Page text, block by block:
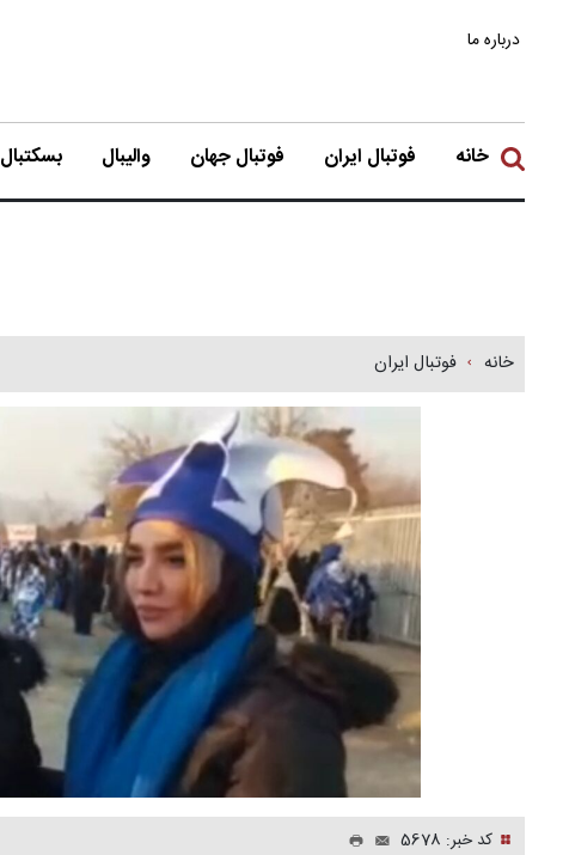
درباره ما
خانه فوتبال ایران فوتبال جهان والیبال بسکتبال
خانه فوتبال ایران
کد خبر: 5678